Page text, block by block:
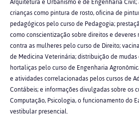
crianças como pintura de rosto, oficina de
pedagógicos pelo curso de Pedagogia;
como conscientização sobre direitos e
contra as mulheres pelo curso de Direito;
de Medicina Veterinária; distribuição de
hortaliças pelo curso de Engenharia
e atividades correlacionadas pelos cursos de
Contábeis; e informações divulgadas sobre os
Computação, Psicologia, o funcionamento do
vestibular presencial.